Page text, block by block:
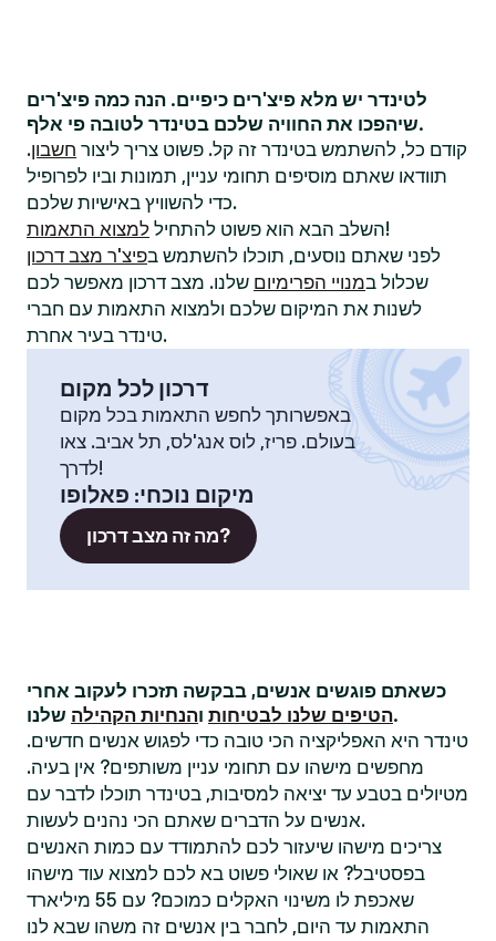
לטינדר יש מלא פיצ'רים כיפיים. הנה כמה פיצ'רים
שיהפכו את החוויה שלכם בטינדר לטובה פי אלף.
קודם כל, להשתמש בטינדר זה קל. פשוט צריך ליצור חשבון.
תוודאו שאתם מוסיפים תחומי עניין, תמונות וביו לפרופיל
כדי להשוויץ באישיות שלכם.
השלב הבא הוא פשוט להתחיל למצוא התאמות
!
לפני שאתם נוסעים, תוכלו להשתמש בפיצ'ר מצב דרכון
שכלול במנויי הפרימיום שלנו. מצב דרכון מאפשר לכם
לשנות את המיקום שלכם ולמצוא התאמות עם חברי
טינדר בעיר אחרת.
דרכון לכל מקום
באפשרותך לחפש התאמות בכל מקום
בעולם. פריז, לוס אנג'לס, תל אביב. צאו
לדרך!
מיקום נוכחי: פאלופו
מה זה מצב דרכון?
כשאתם פוגשים אנשים, בבקשה תזכרו לעקוב אחרי
הטיפים שלנו לבטיחות והנחיות הקהילה
שלנו.
טינדר היא האפליקציה הכי טובה כדי לפגוש אנשים חדשים.
מחפשים מישהו עם תחומי עניין משותפים? אין בעיה.
מטיולים בטבע עד יציאה למסיבות, בטינדר תוכלו לדבר עם
אנשים על הדברים שאתם הכי נהנים לעשות.
צריכים מישהו שיעזור לכם להתמודד עם כמות האנשים
בפסטיבל? או שאולי פשוט בא לכם למצוא עוד מישהו
שאכפת לו משינוי האקלים כמוכם? עם 55 מיליארד
התאמות עד היום, לחבר בין אנשים זה משהו שבא לנו